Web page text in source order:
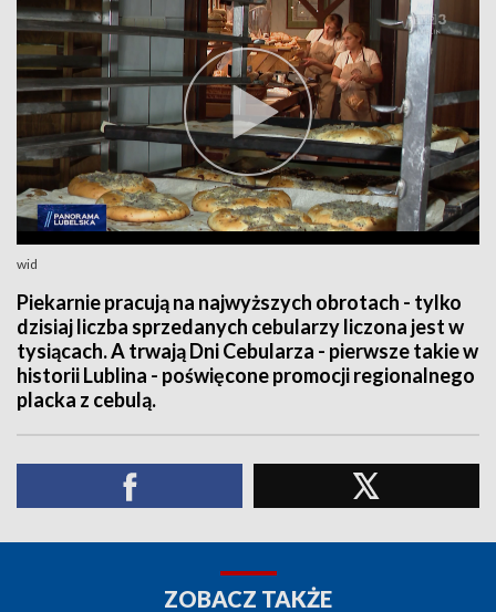
wid
Piekarnie pracują na najwyższych obrotach - tylko
dzisiaj liczba sprzedanych cebularzy liczona jest w
tysiącach. A trwają Dni Cebularza - pierwsze takie w
historii Lublina - poświęcone promocji regionalnego
placka z cebulą.
ZOBACZ TAKŻE